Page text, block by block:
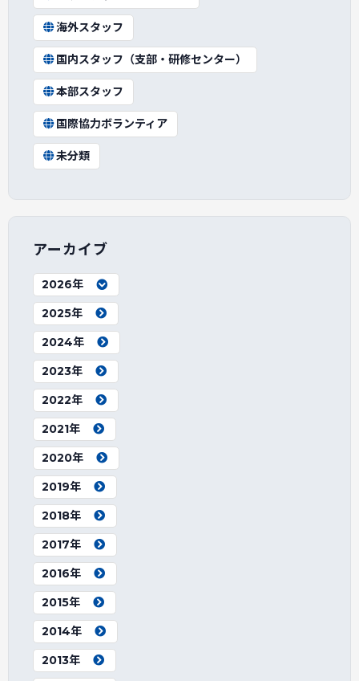
海外スタッフ
国内スタッフ（支部・研修センター）
本部スタッフ
国際協力ボランティア
未分類
アーカイブ
2026年
2025年
2024年
2023年
2022年
2021年
2020年
2019年
2018年
2017年
2016年
2015年
2014年
2013年